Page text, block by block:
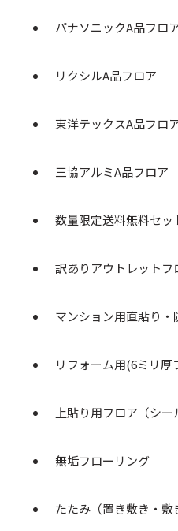
パナソニックA品フロ
リクシルA品フロア
東洋テックスA品フロ
三協アルミA品フロア
数量限定送料無料セッ
訳ありアウトレットフ
マンション用直貼り・
リフォーム用(6ミリ厚
上貼り用フロア（シー
無垢フローリング
たたみ（置き敷き・敷